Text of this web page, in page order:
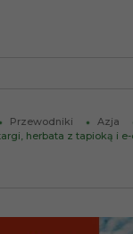
Przewodniki Azja
herbata z tapioką i